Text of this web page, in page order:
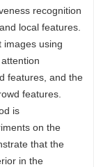
recognition
local features.
images using
features, and the
features.
is
on the
that the
in the